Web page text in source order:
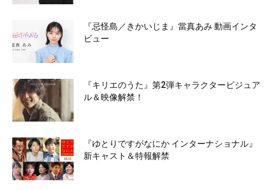
『忌怪島／きかいじま』當真あみ 動画インタ
ビュー
『キリエのうた』第2弾キャラクタービジュア
ル＆映像解禁！
『ゆとりですがなにか インターナショナル』
新キャスト＆特報解禁